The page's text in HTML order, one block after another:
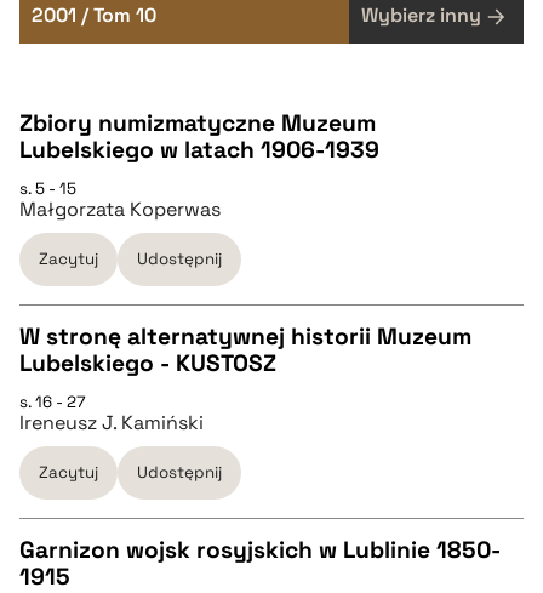
2001 / Tom 10 Wybierz inny
Zbiory numizmatyczne Muzeum
Lubelskiego w latach 1906-1939
s. 5 - 15
Małgorzata Koperwas
Zacytuj Udostępnij
CZYSTY TEKST
pobierz cytat
BIBTEX
W stronę alternatywnej historii Muzeum
Lubelskiego - KUSTOSZ
s. 16 - 27
Ireneusz J. Kamiński
Zacytuj Udostępnij
Garnizon wojsk rosyjskich w Lublinie 1850-
1915